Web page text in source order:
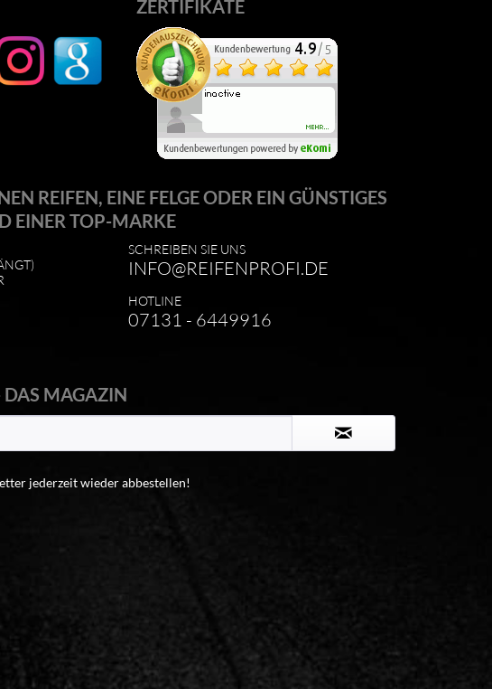
ZERTIFIKATE
REIFEN, EINE FELGE ODER EIN GÜNSTIGES
EINER TOP-MARKE
SCHREIBEN SIE UNS
INFO@REIFENPROFI.DE
HOTLINE
07131 - 6449916
DAS MAGAZIN
jederzeit wieder abbestellen!